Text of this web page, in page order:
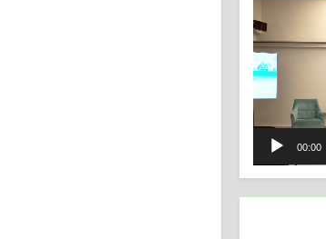
Player
00:00